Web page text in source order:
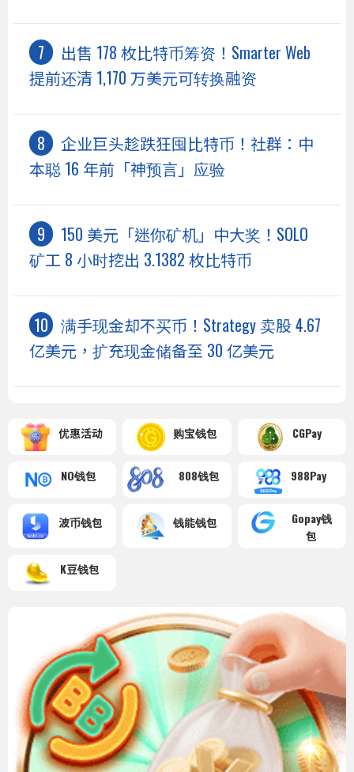
出售 178 枚比特币筹资！Smarter Web
提前还清 1,170 万美元可转换融资
企业巨头趁跌狂囤比特币！社群：中
本聪 16 年前「神预言」应验
150 美元「迷你矿机」中大奖！SOLO
矿工 8 小时挖出 3.1382 枚比特币
满手现金却不买币！Strategy 卖股 4.67
亿美元，扩充现金储备至 30 亿美元
优惠活动 购宝钱包 CGPay
NO钱包 808钱包 988Pay
波币钱包 钱能钱包
Gopay钱
包
K豆钱包